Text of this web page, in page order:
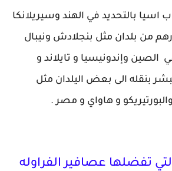
اسيا بالتحديد في الهند وسيريلانكا
من بلدان مثل بنجلادش ونيبال
الصين وإندونيسيا و تايلاند و
بنقله الى بعض اليلدان مثل
و هاواي و مصر .
تفضلها عصافير الفراوله